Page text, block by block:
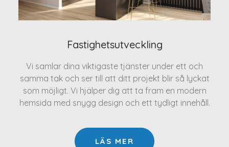
Fastighetsutveckling
Vi samlar dina viktigaste tjänster under ett och
samma tak och ser till att ditt projekt blir så lyckat
som möjligt. Vi hjälper dig att ta fram en modern
hemsida med snygg design och ett tydligt innehåll.
LÄS MER